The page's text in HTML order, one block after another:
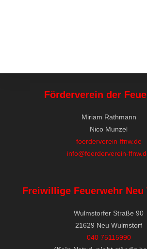
Förderverein der
Miriam Rathmann
Nico Munzel
foerderverein-ffnw.de
info@foerderverein-
Freiwillige Feuerwehr
Wulmstorfer Straße 90
21629 Neu Wulmstorf
040 75115990